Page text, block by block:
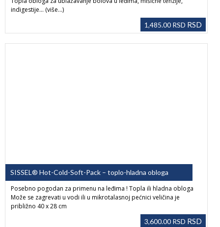
indigestije… (više…)
1,485.00 RSD RSD
SISSEL® Hot-Cold-Soft-Pack – toplo-hladna obloga
Posebno pogodan za primenu na leđima ! Topla ili hladna obloga
Može se zagrevati u vodi ili u mikrotalasnoj pećnici veličina je
približno 40 x 28 cm
3,600.00 RSD RSD